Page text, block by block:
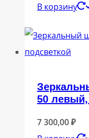
В корзину
50 левый,
7 300,00₽